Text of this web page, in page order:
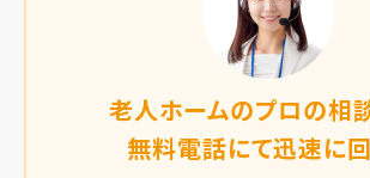
老人ホームのプロの相
無料電話にて迅速に回